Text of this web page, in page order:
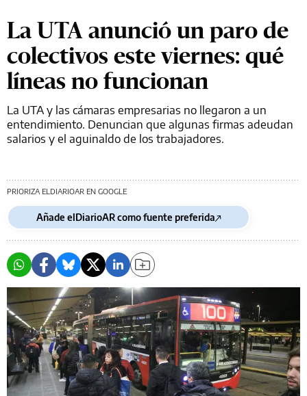
La UTA anunció un paro de
colectivos este viernes: qué
líneas no funcionan
La UTA y las cámaras empresarias no llegaron a un
entendimiento. Denuncian que algunas firmas adeudan
salarios y el aguinaldo de los trabajadores.
PRIORIZA ELDIARIOAR EN GOOGLE
Añade elDiarioAR como fuente preferida